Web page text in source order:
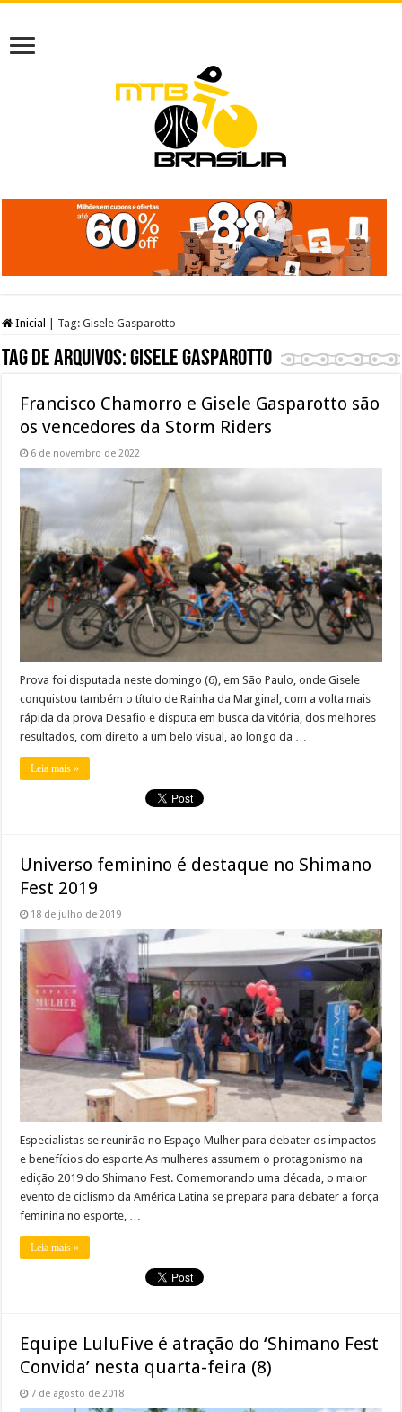
Inicial Tag:Gisele Gasparotto
Tag de arquivos:Gisele Gasparotto
Francisco Chamorro e Gisele Gasparotto são
os vencedores da Storm Riders
6 de novembro de 2022
Prova foi disputada neste domingo (6), em São Paulo, onde Gisele
conquistou também o título de Rainha da Marginal, com a volta mais
rápida da prova Desafio e disputa em busca da vitória, dos melhores
resultados, com direito a um belo visual, ao longo da …
Leia mais »
Universo feminino é destaque no Shimano
Fest 2019
18 de julho de 2019
Especialistas se reunirão no Espaço Mulher para debater os impactos
e benefícios do esporte As mulheres assumem o protagonismo na
edição 2019 do Shimano Fest. Comemorando uma década, o maior
evento de ciclismo da América Latina se prepara para debater a força
feminina no esporte, …
Leia mais »
Equipe LuluFive é atração do ‘Shimano Fest
Convida’ nesta quarta-feira (8)
7 de agosto de 2018